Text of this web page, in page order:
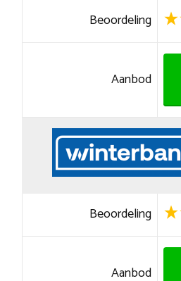
Beoordeling
Aanbod
Beoordeling
Aanbod